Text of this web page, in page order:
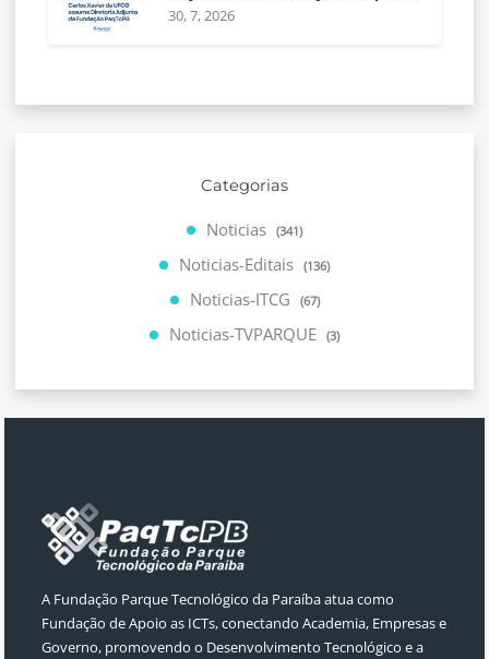
30, 7, 2026
Categorias
Noticias (341)
Noticias-Editais (136)
Noticias-ITCG (67)
Noticias-TVPARQUE (3)
A Fundação Parque Tecnológico da Paraíba atua como
Fundação de Apoio as ICTs, conectando Academia, Empresas e
Governo, promovendo o Desenvolvimento Tecnológico e a